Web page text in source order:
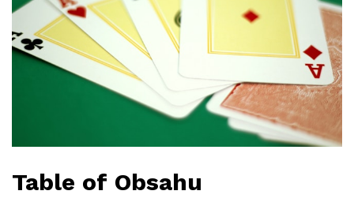
Table of Obsahu